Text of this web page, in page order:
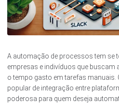
A automação de processos tem se
empresas e indivíduos que buscam
o tempo gasto em tarefas manuais.
popular de integração entre
poderosa para quem deseja